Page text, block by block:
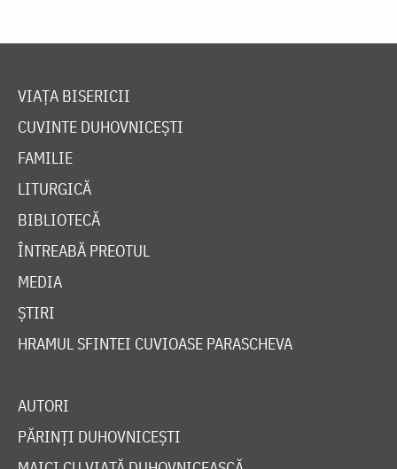
VIAȚA BISERICII
CUVINTE DUHOVNICEȘTI
FAMILIE
LITURGICĂ
BIBLIOTECĂ
ÎNTREABĂ PREOTUL
MEDIA
ȘTIRI
HRAMUL SFINTEI CUVIOASE PARASCHEVA
AUTORI
PĂRINȚI DUHOVNICEȘTI